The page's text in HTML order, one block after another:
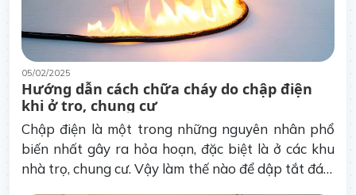
05/02/2025
Hướng dẫn cách chữa cháy do chập điện
khi ở trọ, chung cư
Chập điện là một trong những nguyên nhân phổ
biến nhất gây ra hỏa hoạn, đặc biệt là ở các khu
nhà trọ, chung cư. Vậy làm thế nào để dập tắt đám